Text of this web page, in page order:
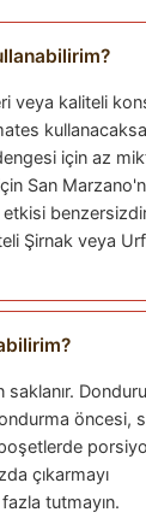
veya kaliteli
için az
San
etkisi
Şirnak veya
öncesi,
çıkarmayı
fazla tutmayın.